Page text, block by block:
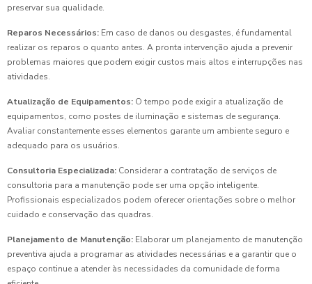
preservar sua qualidade.
Reparos Necessários: Em caso de danos ou desgastes, é fundamental
realizar os reparos o quanto antes. A pronta intervenção ajuda a prevenir
problemas maiores que podem exigir custos mais altos e interrupções nas
atividades.
Atualização de Equipamentos: O tempo pode exigir a atualização de
equipamentos, como postes de iluminação e sistemas de segurança.
Avaliar constantemente esses elementos garante um ambiente seguro e
adequado para os usuários.
Consultoria Especializada: Considerar a contratação de serviços de
consultoria para a manutenção pode ser uma opção inteligente.
Profissionais especializados podem oferecer orientações sobre o melhor
cuidado e conservação das quadras.
Planejamento de Manutenção: Elaborar um planejamento de manutenção
preventiva ajuda a programar as atividades necessárias e a garantir que o
espaço continue a atender às necessidades da comunidade de forma